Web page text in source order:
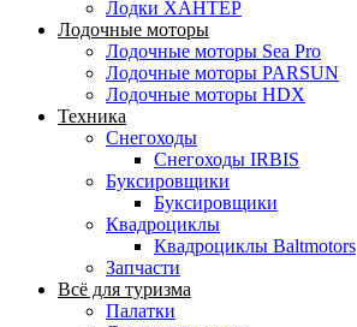
Лодки ХАНТЕР
Лодочные моторы
Лодочные моторы Sea Pro
Лодочные моторы PARSUN
Лодочные моторы HDX
Техника
Снегоходы
Снегоходы IRBIS
Буксировщики
Буксировщики
Квадроциклы
Квадроциклы Baltmotors
Запчасти
Всё для туризма
Палатки